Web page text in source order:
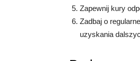
Zapewnij kury
Zadbaj o
uzyskania